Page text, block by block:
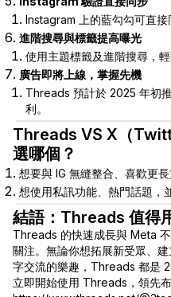
Instagram 上的藍勾勾可直
進階搜尋與標籤提高曝光
使用主題標籤及進階搜尋，輕
廣告即將上線，掌握先機
Threads 預計於 2025 年初
利。
Threads VS X（
選哪個？
想要與 IG 無縫整合、喜歡更
想使用私訊功能、熱門話題，
結語：Threads 值得
Threads 的快速成長與 Meta
關注。無論你想拓展新受眾、
字交流的樂趣，Threads 都是
立即開始使用 Threads，領先